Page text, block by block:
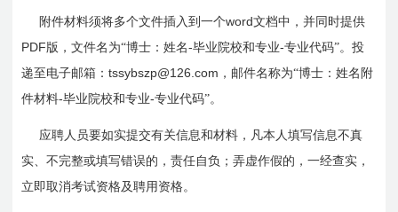
附件材料须将多个文件插入到一个word文档中，并同时提供
PDF版，文件名为“博士：姓名-毕业院校和专业-专业代码”。投
递至电子邮箱：tssybszp@126.com ，邮件名称为“博士：姓名附
件材料-毕业院校和专业-专业代码”。
应聘人员要如实提交有关信息和材料，凡本人填写信息不真
实、不完整或填写错误的，责任自负；弄虚作假的，一经查实，
立即取消考试资格及聘用资格。